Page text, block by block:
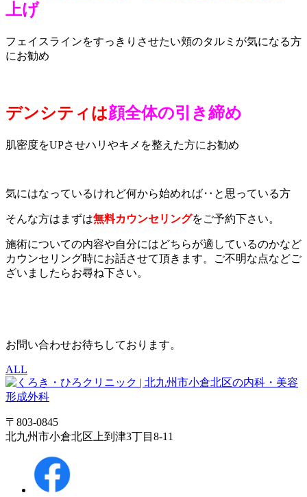
上げ
フェイスラインをすっきりさせたい頬のタルミが気になる方
にお勧め
デンシティは顔全体の引き締め
肌密度をUPさせハリやキメを整えた方にお勧め
気にはなっているけれど何から始めれば‥と思っている方
そんな方はまずは無料カウンセリングをご予約下さい。
施術についての内容や自分にはどちらが適しているのかなど
カウンセリング時にお話させて頂きます。ご不明な点などご
ざいましたらお尋ね下さい。
お問い合わせお待ちしております。
ALL
〒803-0845
北九州市小倉北区上到津3丁目8-11